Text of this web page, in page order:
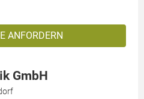
ANFORDERN
GmbH